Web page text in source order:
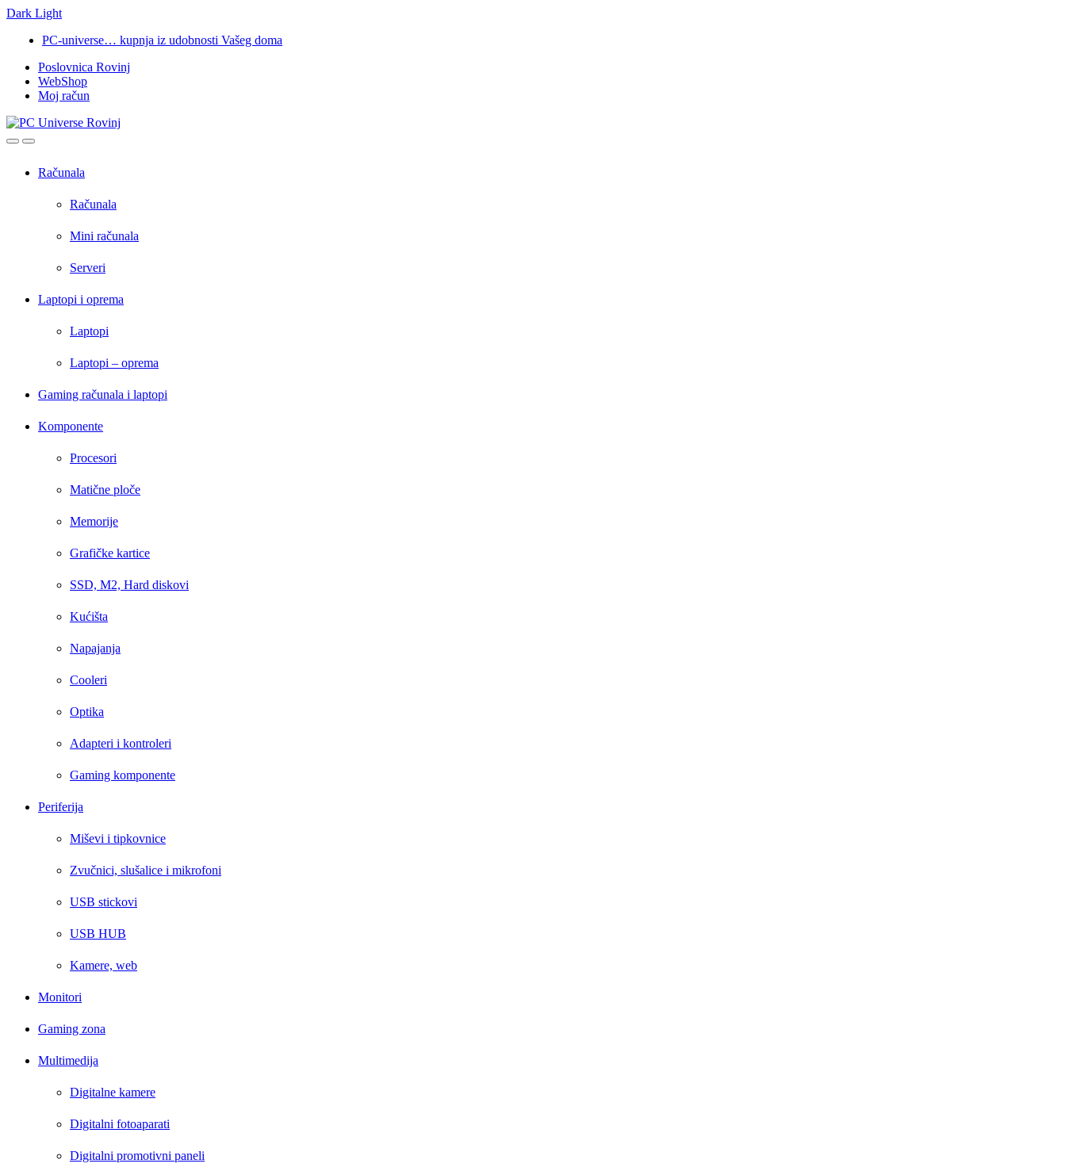
Dark Light
navigation
content
PC-universe… kupnja iz udobnosti Vašeg doma
Poslovnica Rovinj
WebShop
Moj račun
OpenClose
Računala
Računala
Mini računala
Serveri
Laptopi i oprema
Laptopi
Laptopi – oprema
Gaming računala i laptopi
Komponente
Procesori
Matične ploče
Memorije
Grafičke kartice
SSD, M2, Hard diskovi
Kućišta
Napajanja
Cooleri
Optika
Adapteri i kontroleri
Gaming komponente
Periferija
Miševi i tipkovnice
Zvučnici, slušalice i mikrofoni
USB stickovi
USB HUB
Kamere, web
Monitori
Gaming zona
Multimedija
Digitalne kamere
Digitalni fotoaparati
Digitalni promotivni paneli